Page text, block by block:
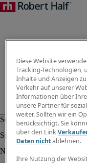
Diese Website
Tracking-Technologien,
Inhalte und Anzeigen
Verkehr auf unserer
Informationen über
unsere Partner für
weiter. Sollten wir ein
berücksichtigt. Sie
über den Link
Daten nichtablehnen.
Ihre Nutzung der